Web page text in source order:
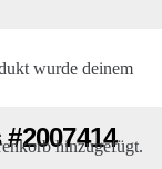
wurde deinem
hinzugefügt.
links #2007414